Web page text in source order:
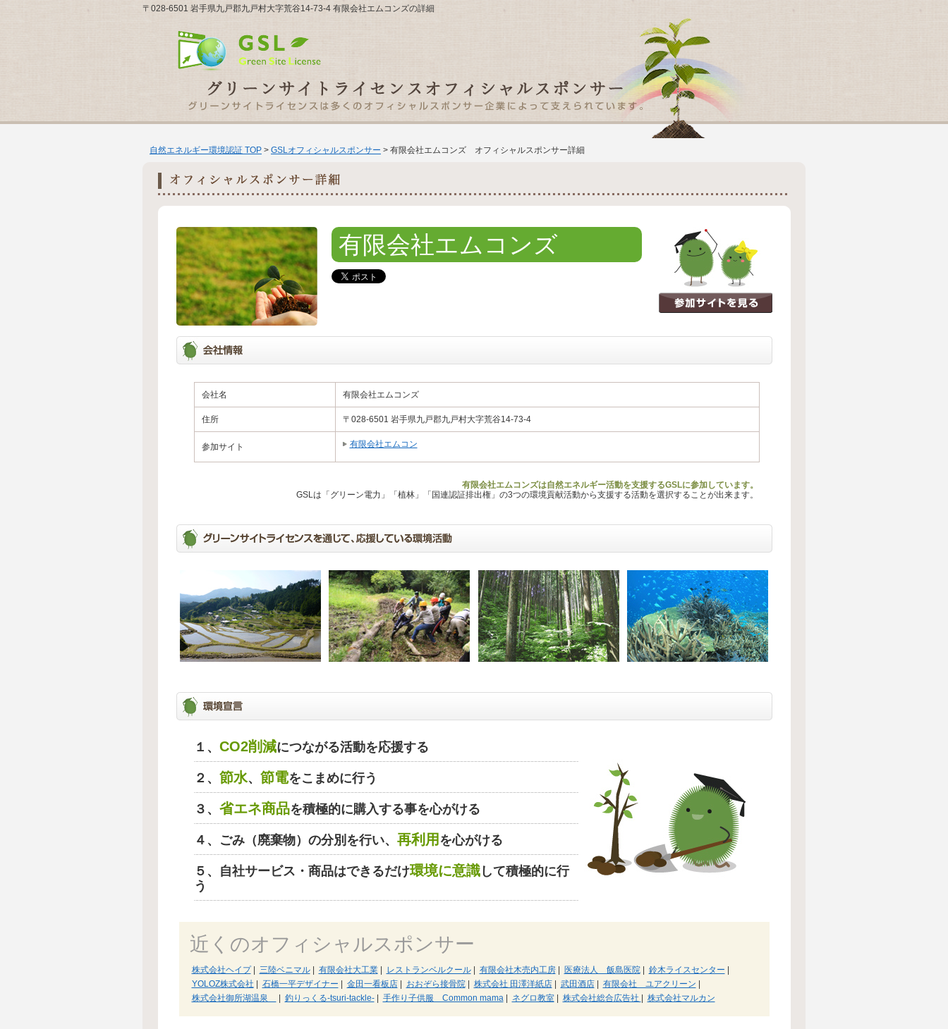
〒028-6501 岩手県九戸郡九戸村大字荒谷14-73-4 有限会社エムコンズの詳細
自然エネルギー環境認証 TOP > GSLオフィシャルスポンサー > 有限会社エムコンズ オフィシャルスポンサー詳細
有限会社エムコンズ
会社名 有限会社エムコンズ
住所 〒028-6501 岩手県九戸郡九戸村大字荒谷14-73-4
参加サイト 有限会社エムコン
有限会社エムコンズは自然エネルギー活動を支援するGSLに参加しています。
GSLは「グリーン電力」「植林」「国連認証排出権」の3つの環境貢献活動から支援する活動を選択することが出来ます。
１、 CO2削減につながる活動を応援する
２、 節水、 節電をこまめに行う
３、 省エネ商品を積極的に購入する事を心がける
４、ごみ（廃棄物）の分別を行い、 再利用 を心がける
５、自社サービス・商品はできるだけ環境に意識して積極的に行
う
近くのオフィシャルスポンサー
株式会社ヘイプ| 三陸ベニマル| 有限会社大工業| レストランベルクール| 有限会社木売内工房| 医療法人 飯島医院| 鈴木ライスセンター
YOLOZ株式会社
石橋一平デザイナー 金田一看板店| おおぞら接骨院| 株式会社 田澤洋紙店| 武田酒店| 有限会社 ユアクリーン
株式会社御所湖温泉
釣りっくる-tsuri-tackle-| 手作り子供服 Common mama| ネグロ教室| 株式会社総合広告社 株式会社マルカン